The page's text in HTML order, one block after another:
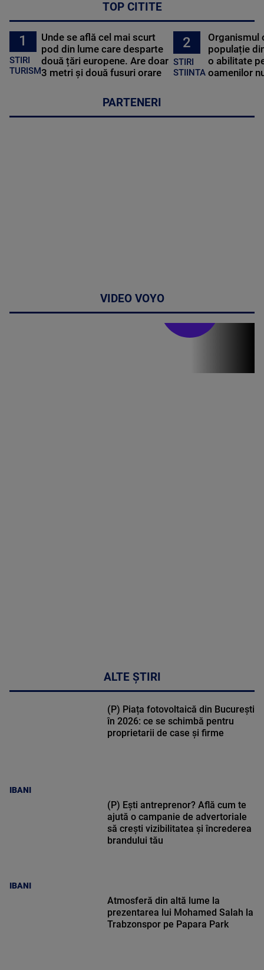
TOP CITITE
1
STIRI
TURISM
Unde se află cel mai scurt
pod din lume care desparte
două țări europene. Are doar
3 metri și două fusuri orare
2
STIRI
STIINTA
Organismul
populație
o abilitate
oamenilor
PARTENERI
VIDEO VOYO
ALTE ȘTIRI
IBANI
(P) Piața fotovoltaică din București
în 2026: ce se schimbă pentru
proprietarii de case și firme
IBANI
(P) Ești antreprenor? Află cum te
ajută o campanie de advertoriale
să crești vizibilitatea și încrederea
brandului tău
Atmosferă din altă lume la
prezentarea lui Mohamed Salah la
Trabzonspor pe Papara Park